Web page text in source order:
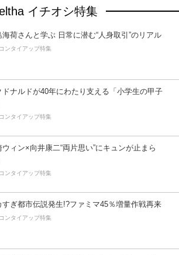
イチオシ特集
海荷さんと学ぶ 日常に潜む“人身取引”のリアル
ンタイアップ特集
ドナルドが40年にわたり支える「小学生の甲子
ンタイアップ特集
ウィン×向井康二“両片思い”にキュンが止まら
ンタイアップ特集
すぎ都市伝説発生!?ファミマ45％増量作戦再来
ンタイアップ特集